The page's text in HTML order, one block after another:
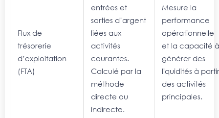
Flux de
trésorerie
d’exploitation
(FTA)
entrées et
sorties d’argent
liées aux
activités
courantes.
Calculé par la
méthode
directe ou
indirecte.
Mesure la
performance
opérationnelle
et la capacité à
générer des
liquidités à partir
des activités
principales.